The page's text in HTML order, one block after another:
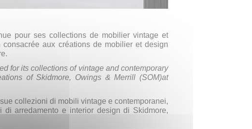
pour ses collections de mobilier vintage et
aux créations de mobilier et design
for its collections of vintage and contemporary
of Skidmore, Owings & Merrill (SOM)at
collezioni di mobili vintage e contemporanei,
arredamento e interior design di Skidmore,